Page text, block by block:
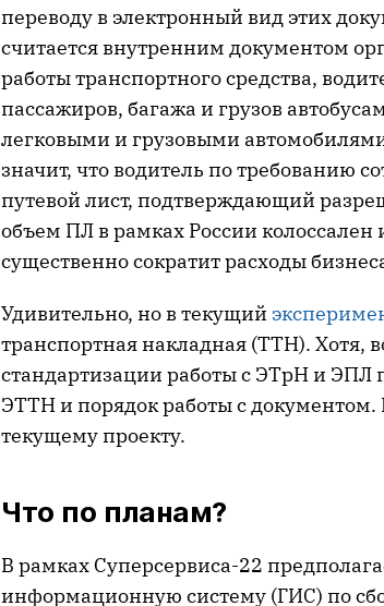
переводу в электронный вид этих
считается внутренним документом
работы транспортного средства,
пассажиров, багажа и грузов
легковыми и грузовыми
значит, что водитель по требованию
путевой лист, подтверждающий
объем ПЛ в рамках России
существенно сократит расходы
Удивительно, но в текущий
транспортная накладная (ТТН). Хотя,
стандартизации работы с ЭТрН и ЭПЛ
ЭТТН и порядок работы с документом.
текущему проекту.
Что по планам?
В рамках Суперсервиса-22
информационную систему (ГИС) по